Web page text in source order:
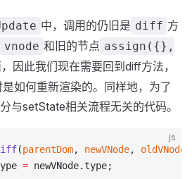
中，调用的仍旧是 diff 方
vnode 和旧的节点 assign({},
因此我们现在需要回到diff方法，
如何重新渲染的。同样地，为了
与setState相关流程无关的代码。
js
(parentDom, newVNode, oldVNode
= newVNode.type;